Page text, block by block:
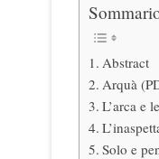
Abstract
Arquà
L’arca e
Solo e